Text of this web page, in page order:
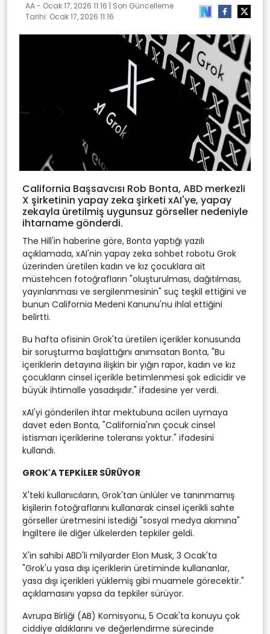
AA - Ocak 17, 2026 11:16 | Son Güncelleme
Tarihi: Ocak 17, 2026 11:16
California Başsavcısı Rob Bonta, ABD merkezli
X şirketinin yapay zeka şirketi xAI'ye, yapay
zekayla üretilmiş uygunsuz görseller nedeniyle
ihtarname gönderdi.
The Hill'in haberine göre, Bonta yaptığı yazılı
açıklamada, xAI'nin yapay zeka sohbet robotu Grok
üzerinden üretilen kadın ve kız çocuklara ait
müstehcen fotoğrafların "oluşturulması, dağıtılması,
yayınlanması ve sergilenmesinin" suç teşkil ettiğini ve
bunun California Medeni Kanunu'nu ihlal ettiğini
belirtti.
Bu hafta ofisinin Grok'ta üretilen içerikler konusunda
bir soruşturma başlattığını anımsatan Bonta, "Bu
içeriklerin detayına ilişkin bir yığın rapor, kadın ve kız
çocukların cinsel içerikle betimlenmesi şok edicidir ve
büyük ihtimalle yasadışıdır." ifadesine yer verdi.
xAI'yi gönderilen ihtar mektubuna acilen uymaya
davet eden Bonta, "California'nın çocuk cinsel
istismarı içeriklerine toleransı yoktur." ifadesini
kullandı.
GROK'A TEPKİLER SÜRÜYOR
X'teki kullanıcıların, Grok'tan ünlüler ve tanınmamış
kişilerin fotoğraflarını kullanarak cinsel içerikli sahte
görseller üretmesini istediği "sosyal medya akımına"
İngiltere ile diğer ülkelerden tepkiler geldi.
X'in sahibi ABD'li milyarder Elon Musk, 3 Ocak'ta
"Grok'u yasa dışı içeriklerin üretiminde kullananlar,
yasa dışı içerikleri yüklemiş gibi muamele görecektir."
açıklamasını yapsa da tepkiler sürüyor.
Avrupa Birliği (AB) Komisyonu, 5 Ocak'ta konuyu çok
ciddiye aldıklarını ve değerlendirme sürecinde